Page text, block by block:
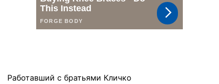
Работавший с братьями Кличко